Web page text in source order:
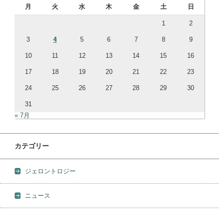
月 火 水 木 金 土 日
1 2
3 4 5 6 7 8 9
10 11 12 13 14 15 16
17 18 19 20 21 22 23
24 25 26 27 28 29 30
31
« 7月
カテゴリー
ジェロントロジー
ニュース